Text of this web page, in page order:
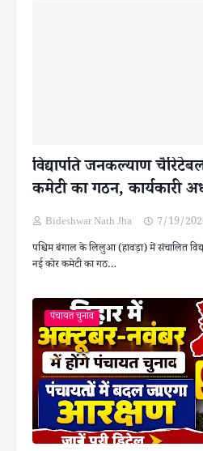
विद्यापति जनकल्याण
कमेटी का गठन, कार्यकारी
Bideshwar Nath Jha
7/19/
पश्चिम बंगाल के लिलुआ (हावड़ा) में संचालित
नई कोर कमेटी का गठ…
पंचायत चुनाव